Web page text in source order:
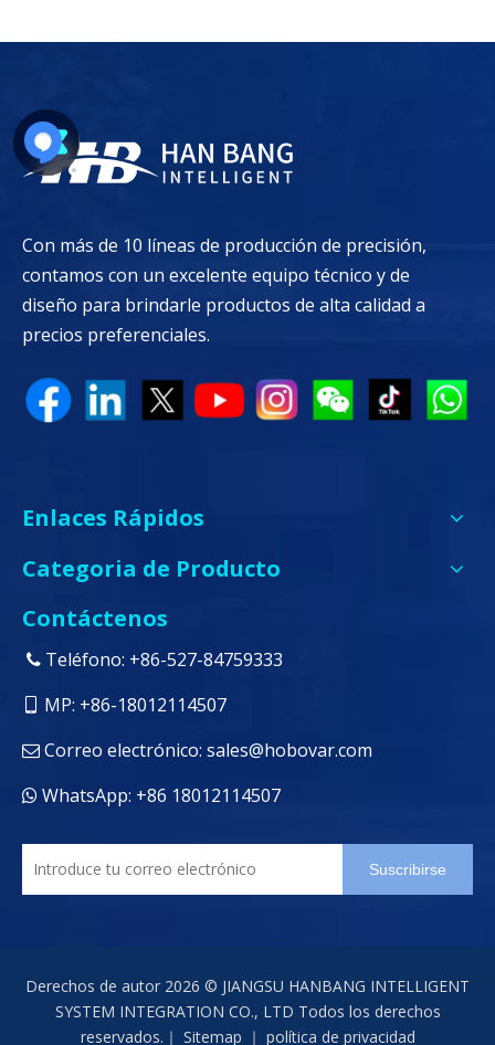
Con más de 10 líneas de producción de precisión,
contamos con un excelente equipo técnico y de
diseño para brindarle productos de alta calidad a
precios preferenciales.
Enlaces Rápidos
Categoria de Producto
Contáctenos
 Teléfono: +86-527-84759333
MP: +86-18012114507
 Correo electrónico: sales@hobovar.com
 WhatsApp: +86 18012114507
Suscribirse
Derechos de autor 2026 © JIANGSU HANBANG INTELLIGENT
SYSTEM INTEGRATION CO., LTD Todos los derechos
reservados.｜ Sitemap ｜ política de privacidad